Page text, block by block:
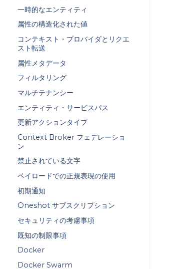
一時的なエンティティ
属性の構造化された値
コンテキスト・プロバイダとリクエ
スト転送
属性メタデータ
フィルタリング
マルチテナンシー
エンティティ・サービスパス
更新アクションタイプ
Context Broker フェデレーショ
ン
禁止されている文字
ペイロードでの正規表現の使用
初期通知
Oneshot サブスクリプション
セキュリティの考慮事項
既知の制限事項
Docker
Docker Swarm